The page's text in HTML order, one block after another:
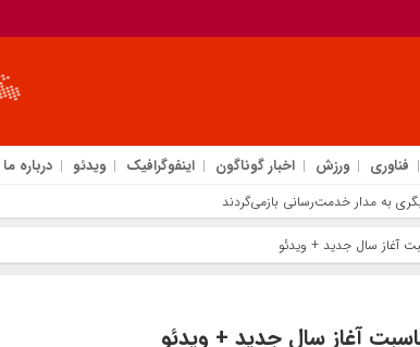
فناوری ورزش اخبار گوناگون اینفوگرافیک ویدئو درباره ما
به مدار خدمت‌رسانی بازمی‌گردند
آغاز سال جدید + ویدئو
آغاز سال جدید + ویدئو